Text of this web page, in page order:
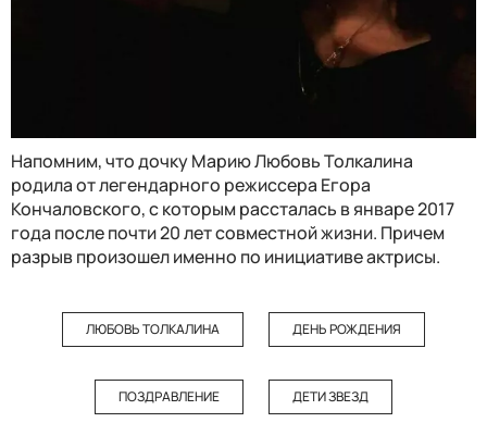
Напомним, что дочку Марию Любовь Толкалина
родила от легендарного режиссера Егора
Кончаловского, с которым рассталась в январе 2017
года после почти 20 лет совместной жизни. Причем
разрыв произошел именно по инициативе актрисы.
ЛЮБОВЬ ТОЛКАЛИНА ДЕНЬ РОЖДЕНИЯ
ПОЗДРАВЛЕНИЕ ДЕТИ ЗВЕЗД